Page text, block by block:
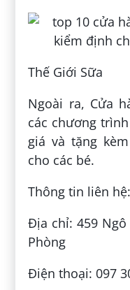
Thế Giới Sữa
Ngoài ra, Cửa
các chương
giá và tặng
cho các bé.
Thông tin liên hệ:
Địa chỉ: 459 Ngô
Phòng
Điện thoại: 097